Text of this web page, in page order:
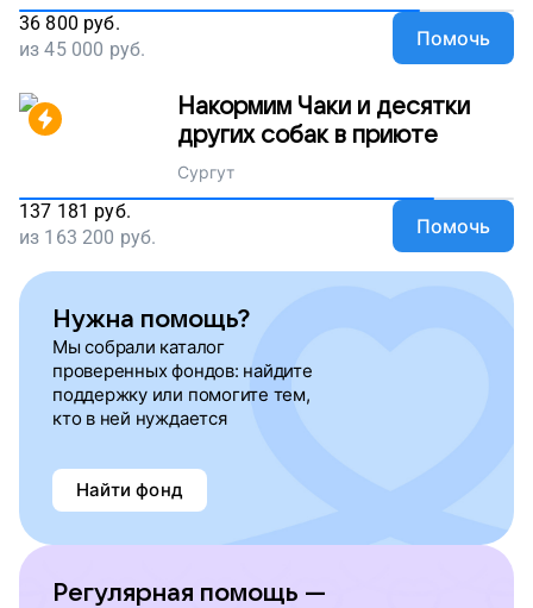
36 800 руб.
из45 000 руб. Помочь
Накормим Чаки и десятки
других собак в приюте
Сургут
137 181 руб.
из 163 200 руб. Помочь
Нужна помощь?
Мы собрали каталог
проверенных фондов: найдите
поддержку или помогите тем,
кто в ней нуждается
Найти фонд
Регулярная помощь —